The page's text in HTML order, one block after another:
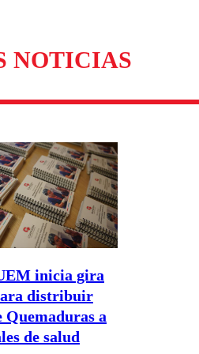
NOTICIAS
inicia gira
distribuir
Quemaduras a
de salud